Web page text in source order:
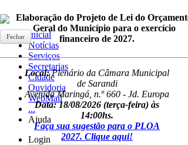
Inicial
Notícias
Serviços
Secretarias
Cidade
Ouvidoria
WebMail
...
Ajuda
Login
Fechar
Elaboração do Projeto de Lei do
Geral do Município para o exercício
financeiro de 2027.
Local:Plenário da Câmara Municipal
de Sarandi
Avenida Maringá, n.º 660 - Jd. Europa
Data: 18/08/2026 (terça-feira) às
14:00hs.
Faça sua sugestão para o PLOA
2027. Clique aqui!